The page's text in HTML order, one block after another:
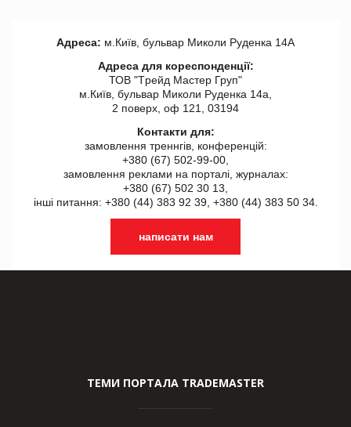
Адреса: м.Київ, бульвар Миколи Руденка 14А
Адреса для кореспонденції:
ТОВ "Tрейд Мастер Груп"
м.Київ, бульвар Миколи Руденка 14а,
2 поверх, оф 121, 03194
Контакти для:
замовлення треннгів, конференцій:
+380 (67) 502-99-00,
замовлення реклами на порталі, журналах:
+380 (67) 502 30 13,
інші питання: +380 (44) 383 92 39, +380 (44) 383 50 34.
написати нам
ТЕМИ ПОРТАЛА TRADEMASTER